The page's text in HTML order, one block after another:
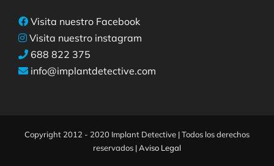
Visita nuestro Facebook
Visita nuestro instagram
688 822 375
info@implantdetective.com
Copyright 2012 - 2020 Implant Detective | Todos los derechos
reservados |Aviso Legal